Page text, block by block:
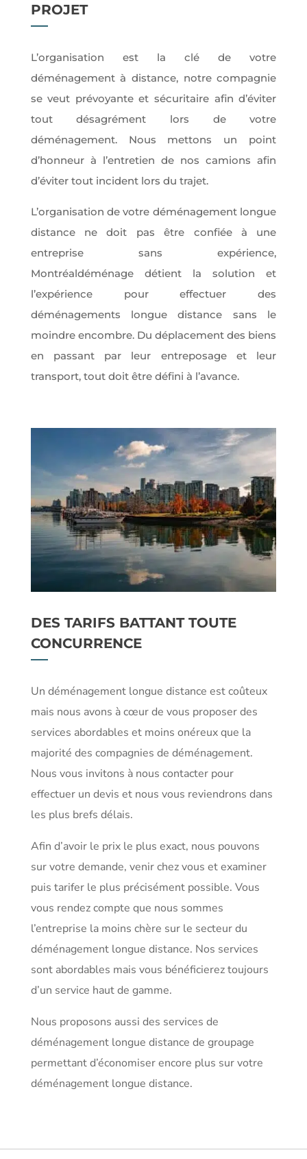
PROJET
L’organisation est la clé de votre
déménagement à distance, notre compagnie
se veut prévoyante et sécuritaire afin d’éviter
tout désagrément lors de votre
déménagement. Nous mettons un point
d’honneur à l’entretien de nos camions afin
d’éviter tout incident lors du trajet.
L’organisation de votre déménagement longue
distance ne doit pas être
confiée à une
entreprise sans expérience,
Montréaldéménage détient la solution et
l’expérience pour effectuer des
déménagements longue distance sans le
moindre encombre. Du déplacement des biens
en passant par leur entreposage et leur
transport, tout doit être défini à l’avance.
DES TARIFS BATTANT TOUTE
CONCURRENCE
Un déménagement longue distance est coûteux
mais nous avons à cœur de vous proposer des
services abordables et moins onéreux que la
majorité des compagnies de déménagement.
Nous vous invitons à nous contacter pour
effectuer un devis et nous vous reviendrons dans
les plus brefs délais.
Afin d’avoir le prix le plus exact, nous pouvons
sur votre demande, venir chez vous et examiner
puis tarifer le plus précisément possible. Vous
vous rendez compte que nous sommes
l’entreprise la moins chère sur le secteur du
déménagement longue distance. Nos services
sont abordables mais vous bénéficierez toujours
d’un service haut de gamme.
Nous proposons aussi des services de
déménagement longue distance de groupage
permettant d’économiser encore plus sur votre
déménagement longue distance.